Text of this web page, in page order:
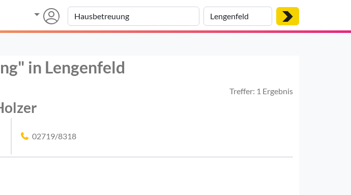
in Lengenfeld
Treffer: 1 Ergebnis
02719/8318